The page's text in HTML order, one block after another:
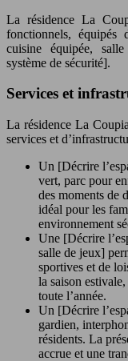
La résidence La
fonctionnels, équipés
cuisine équipée,
système de sécurité].
Services et
La résidence La
services et
Un [Décrire
vert, parc pour
des moments de
idéal pour les
environnement
Une [Décrire
salle de jeux]
sportives et de
la saison
toute l’année.
Un [Décrire
gardien,
résidents. La
accrue et une